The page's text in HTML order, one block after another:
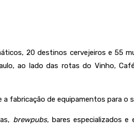
20 destinos cervejeiros e 55
ao lado das rotas do Vinho,
fabricação de equipamentos para
brewpubs, bares especializados e